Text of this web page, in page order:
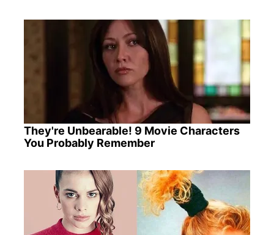
They're Unbearable! 9 Movie Characters
You Probably Remember